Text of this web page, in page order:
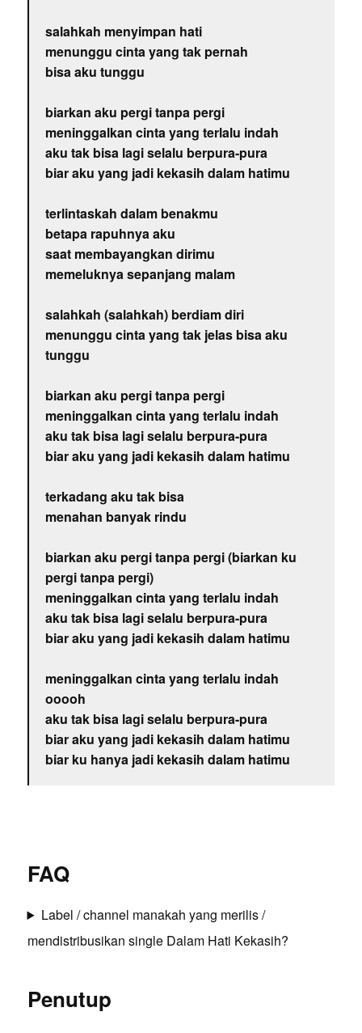
salahkah menyimpan hati
menunggu cinta yang tak pernah
bisa aku tunggu
biarkan aku pergi tanpa pergi
meninggalkan cinta yang terlalu indah
aku tak bisa lagi selalu berpura-pura
biar aku yang jadi kekasih dalam hatimu
terlintaskah dalam benakmu
betapa rapuhnya aku
saat membayangkan dirimu
memeluknya sepanjang malam
salahkah (salahkah) berdiam diri
menunggu cinta yang tak jelas bisa aku
tunggu
biarkan aku pergi tanpa pergi
meninggalkan cinta yang terlalu indah
aku tak bisa lagi selalu berpura-pura
biar aku yang jadi kekasih dalam hatimu
terkadang aku tak bisa
menahan banyak rindu
biarkan aku pergi tanpa pergi (biarkan ku
pergi tanpa pergi)
meninggalkan cinta yang terlalu indah
aku tak bisa lagi selalu berpura-pura
biar aku yang jadi kekasih dalam hatimu
meninggalkan cinta yang terlalu indah
ooooh
aku tak bisa lagi selalu berpura-pura
biar aku yang jadi kekasih dalam hatimu
biar ku hanya jadi kekasih dalam hatimu
FAQ
Label / channel manakah yang merilis /
mendistribusikan single Dalam Hati Kekasih?
Penutup